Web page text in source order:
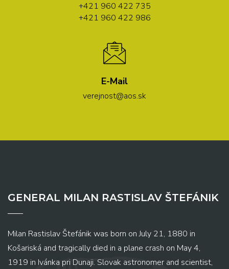
+421 960 422 735
+421 960 422 986
E-Mail
verejnost@aos.sk
GENERAL MILAN RASTISLAV ŠTEFÁNIK
Milan Rastislav Štefánik was born on July 21, 1880 in
Košariská and tragically died in a plane crash on May 4,
1919 in Ivánka pri Dunaji. Slovak astronomer and scientist,